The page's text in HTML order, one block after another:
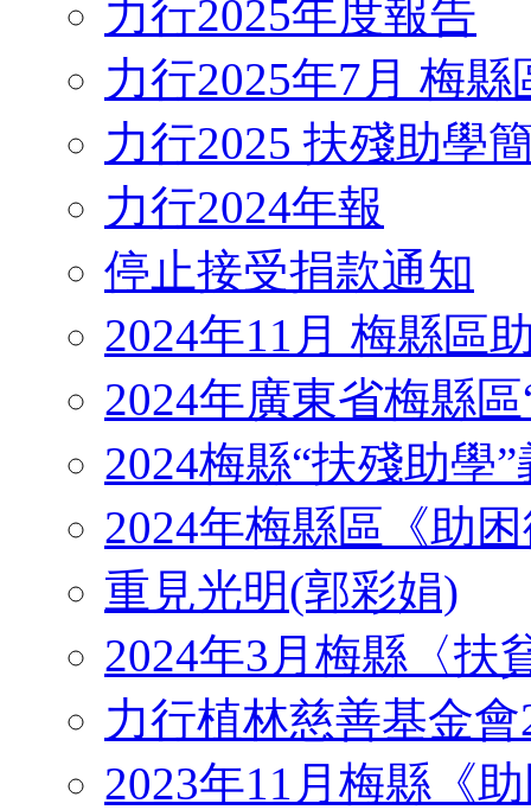
力行2025年度報告
力行2025年7月 梅
力行2025 扶殘助學
力行2024年報
停止接受捐款通知
2024年11月 梅縣區
2024年廣東省梅縣
2024梅縣“扶殘助學
2024年梅縣區《助
重見光明(郭彩娟)
2024年3月梅縣〈扶
力行植林慈善基金
2023年11月梅縣《